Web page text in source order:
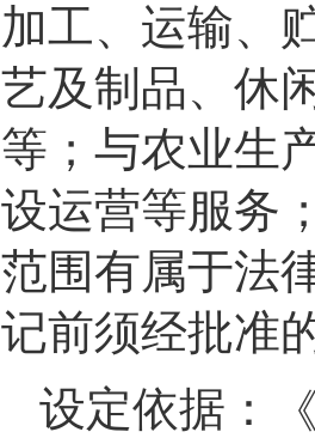
加工、运输、
艺及制品、休
等；与农业生
设运营等服务
范围有属于法
记前须经批准
设定依据：